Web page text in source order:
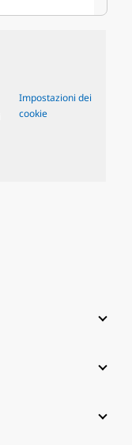
Impostazioni dei
cookie